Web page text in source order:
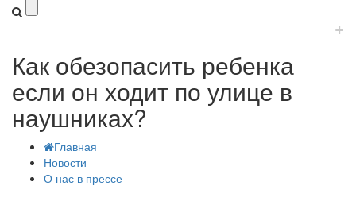
+
Как обезопасить ребенка
если он ходит по улице в
наушниках?
Главная
Новости
О нас в прессе